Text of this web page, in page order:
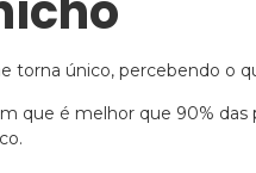
único, percebendo o
que é melhor que 90%